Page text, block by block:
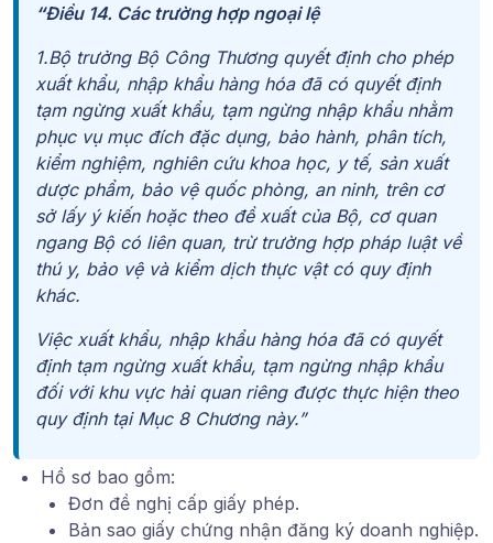
“Điều 14. Các trường hợp ngoại lệ
1.Bộ trưởng Bộ Công Thương quyết định cho phép
xuất khẩu, nhập khẩu hàng hóa đã có quyết định
tạm ngừng xuất khẩu, tạm ngừng nhập khẩu nhằm
phục vụ mục đích đặc dụng, bảo hành, phân tích,
kiểm nghiệm, nghiên cứu khoa học, y tế, sản xuất
dược phẩm, bảo vệ quốc phòng, an ninh, trên cơ
sở lấy ý kiến hoặc theo đề xuất của Bộ, cơ quan
ngang Bộ có liên quan, trừ trường hợp pháp luật về
thú y, bảo vệ và kiểm dịch thực vật có quy định
khác.
Việc xuất khẩu, nhập khẩu hàng hóa đã có quyết
định tạm ngừng xuất khẩu, tạm ngừng nhập khẩu
đối với khu vực hải quan riêng được thực hiện theo
quy định tại Mục 8 Chương này.”
Hồ sơ bao gồm:
Đơn đề nghị cấp giấy phép.
Bản sao giấy chứng nhận đăng ký doanh nghiệp.